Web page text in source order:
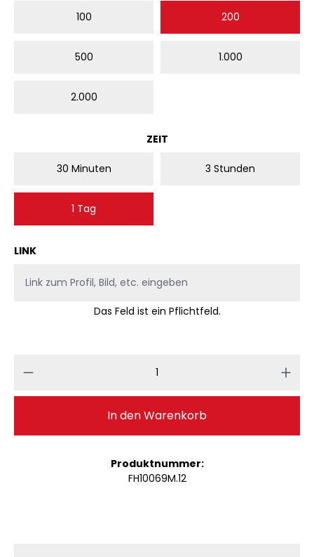
100 200
500 1.000
2.000
ZEITAUSWÄHLEN
30 Minuten 3 Stunden
1 Tag
LINK
Das Feld ist ein Pflichtfeld.
Produkt Anzahl: Gib den
In den Warenkorb
Produktnummer:
FH10069M.12